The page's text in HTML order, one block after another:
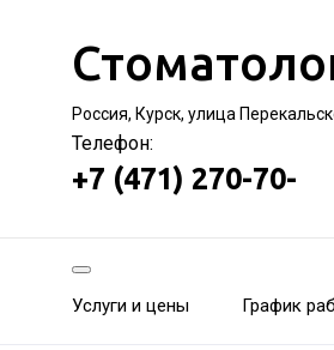
Россия, Курск, улица
Телефон:
+7 (471) 270-70-
Услуги и цены График